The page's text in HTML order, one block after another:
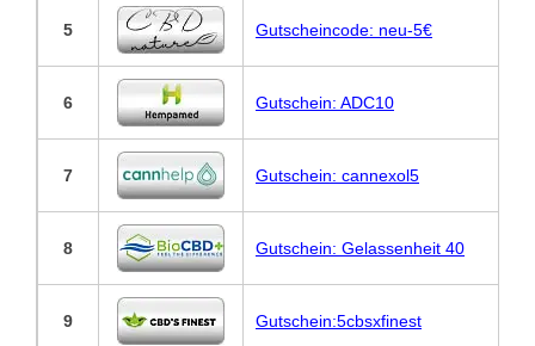
5 Gutscheincode: neu-5€
6 Gutschein: ADC10
7 Gutschein: cannexol5
8 Gutschein: Gelassenheit 40
9 Gutschein:5cbsxfinest